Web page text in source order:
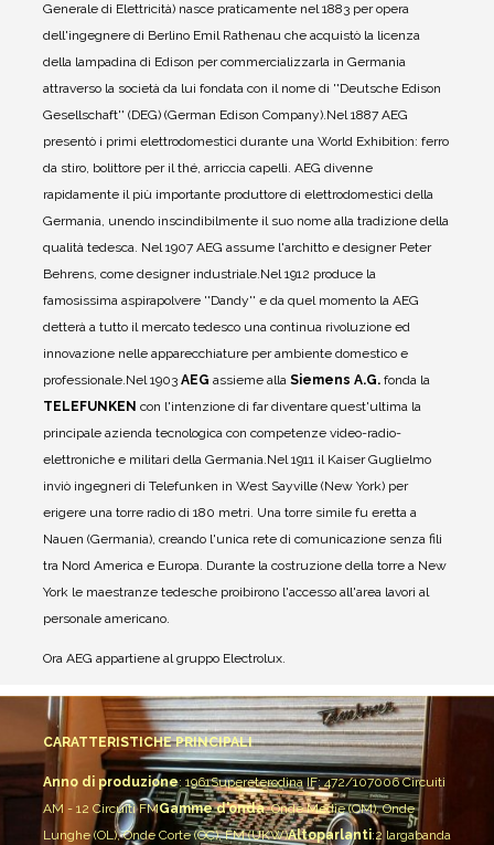
Generale di Elettricità) nasce praticamente nel 1883 per opera
dell'ingegnere di Berlino Emil Rathenau che acquistò la licenza
della lampadina di Edison per commercializzarla in Germania
attraverso la società da lui fondata con il nome di ''Deutsche Edison
Gesellschaft'' (DEG) (German Edison Company).Nel 1887 AEG
presentò i primi elettrodomestici durante una World Exhibition: ferro
da stiro, bolittore per il thé, arriccia capelli. AEG divenne
rapidamente il più importante produttore di elettrodomestici della
Germania, unendo inscindibilmente il suo nome alla tradizione della
qualità tedesca. Nel 1907 AEG assume l'architto e designer Peter
Behrens, come designer industriale.Nel 1912 produce la
famosissima aspirapolvere ''Dandy'' e da quel momento la AEG
detterà a tutto il mercato tedesco una continua rivoluzione ed
innovazione nelle apparecchiature per ambiente domestico e
professionale.Nel 1903 AEG assieme alla Siemens A.G. fonda la
TELEFUNKEN con l'intenzione di far diventare quest'ultima la
principale azienda tecnologica con competenze video-radio-
elettroniche e militari della Germania.Nel 1911 il Kaiser Guglielmo
inviò ingegneri di Telefunken in West Sayville (New York) per
erigere una torre radio di 180 metri. Una torre simile fu eretta a
Nauen (Germania), creando l'unica rete di comunicazione senza fili
tra Nord America e Europa. Durante la costruzione della torre a New
York le maestranze tedesche proibirono l'accesso all'area lavori al
personale americano.
Ora AEG appartiene al gruppo Electrolux.
CARATTERISTICHE PRINCIPALI
Anno di produzione: 1961Supereterodina IF: 472/107006 Circuiti
AM - 12 Circuiti FMGamme d'onda: Onde Medie (OM), Onde
Lunghe (OL), Onde Corte (OC), FM (UKW)Altoparlanti:2 largabanda